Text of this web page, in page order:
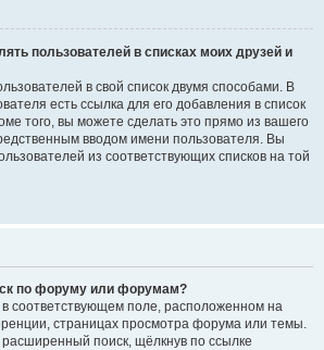
пользователей в списках моих друзей и
в свой список двумя способами. В
есть ссылка для его добавления в список
того, вы можете сделать это прямо из вашего
вводом имени пользователя. Вы
из соответствующих списков на той
по форуму или форумам?
в соответствующем поле, расположенном на
страницах просмотра форума или темы.
поиск, щёлкнув по ссылке